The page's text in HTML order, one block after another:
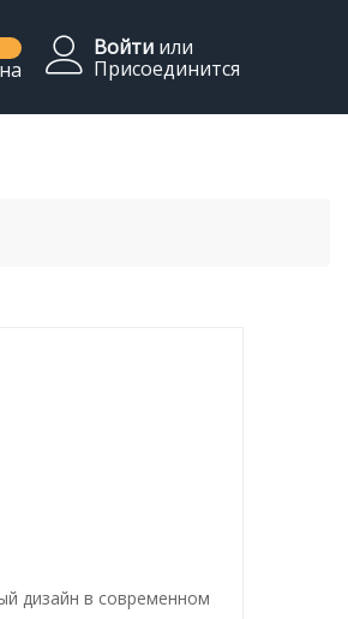
Войти или
Присоединится
дизайн в современном